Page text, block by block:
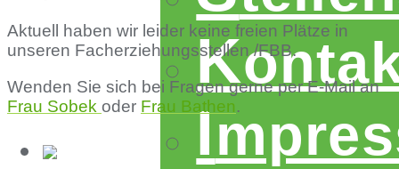
k
i
Aktuell haben wir leider keine freien Plätze in
unseren Facherziehungsstellen /FBB.
Wenden Sie sich bei Fragen gerne per E-Mail an
Frau Sobek oder Frau Bathen.